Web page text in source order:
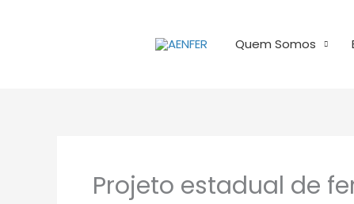
Quem Somos
Projeto estadual de